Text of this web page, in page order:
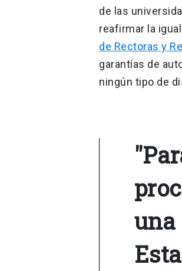
de las
reafirmar la
de Rectoras y
garantías de
ningún tipo de
una